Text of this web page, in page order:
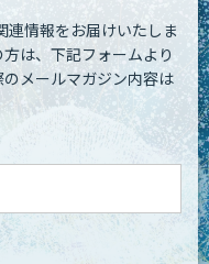
連情報をお届けいたしま
は、下記フォームより
のメールマガジン内容は